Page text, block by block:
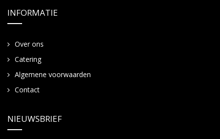
INFORMATIE
Over ons
Catering
Algemene voorwaarden
Contact
NIEUWSBRIEF